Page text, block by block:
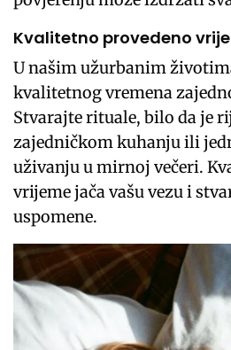
Kvalitetno provedeno
U našim užurbanim
kvalitetnog vremena
Stvarajte rituale, bilo da je
zajedničkom kuhanju ili
uživanju u mirnoj večeri.
vrijeme jača vašu vezu i
uspomene.